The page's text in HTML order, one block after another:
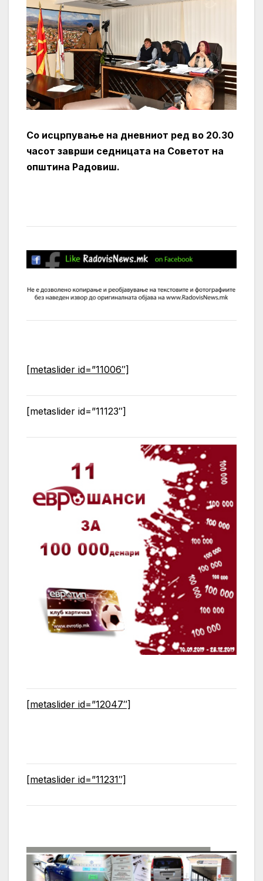
Со исцрпување на дневниот ред во 20.30
часот заврши седницата на Советот на
општина Радовиш.
[metaslider id=”11006″]
[metaslider id=”11123″]
[metaslider id=”12047″]
[metaslider id=”11231″]